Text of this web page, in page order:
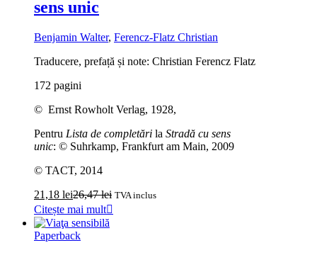
sens unic
Benjamin Walter, Ferencz-Flatz Christian
Traducere, prefață și note: Christian Ferencz Flatz
172 pagini
© Ernst Rowholt Verlag, 1928,
Pentru Lista de completări la Stradă cu sens
unic: © Suhrkamp, Frankfurt am Main, 2009
© TACT, 2014
21,18 lei26,47lei TVA inclus
Citește mai mult
Paperback